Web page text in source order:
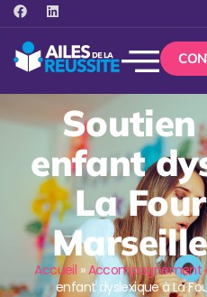
Soutien
enfant
La
Accueil »Accompagnement
enfant dyslexique à La